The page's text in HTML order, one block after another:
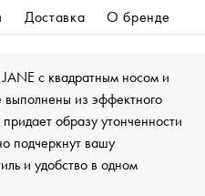
Доставка О бренде
с квадратным носом и
из эффектного
образу утонченности
подчеркнут вашу
и удобство в одном